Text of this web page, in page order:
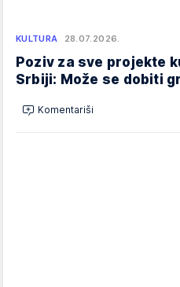
KULTURA 28.07.2026.
Poziv za sve projekte
Srbiji: Može se dobiti
Komentariši